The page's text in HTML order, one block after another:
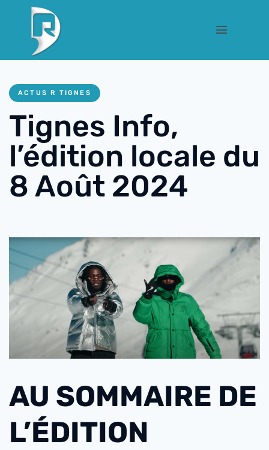
ACTUS R TIGNES
Tignes Info,
l’édition locale du
8 Août 2024
AU SOMMAIRE DE
L’ÉDITION